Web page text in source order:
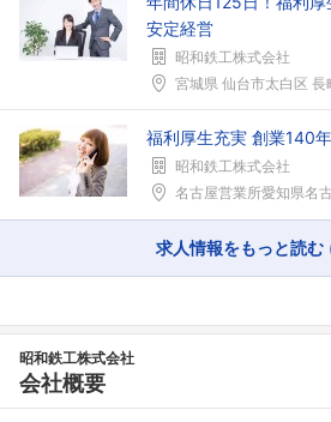
フォローしまし
こちらの企業もフォロー
安定経営
昭和鉄工株式会社
宮城県 仙台市太白区
福利厚生充実 創業140
昭和鉄工株式会社
名古屋営業所愛知県名古
求人情報をもっと読む
昭和鉄工株式会社
会社概要